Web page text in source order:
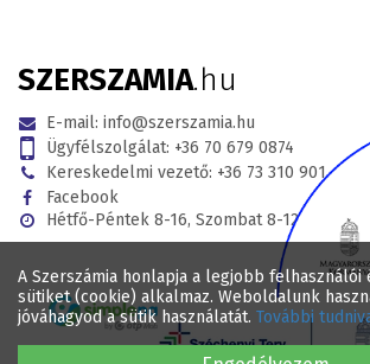
A Szerszámia honlapja a legjobb
sütiket (cookie) alkalmaz. Weboldalunk
jóváhagyod a sütik használatát. További
SZERSZAMIA.hu
E-mail: info@szerszamia.hu
Ügyfélszolgálat: +36 70 679 0874
Kereskedelmi vezető: +36 73 310 901
Facebook
Hétfő-Péntek 8-16, Szombat 8-12